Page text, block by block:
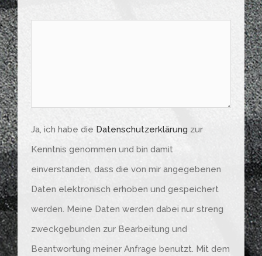
Ja, ich habe die Datenschutzerklärung zur
Kenntnis genommen und bin damit
einverstanden, dass die von mir angegebenen
Daten elektronisch erhoben und gespeichert
werden. Meine Daten werden dabei nur streng
zweckgebunden zur Bearbeitung und
Beantwortung meiner Anfrage benutzt. Mit dem